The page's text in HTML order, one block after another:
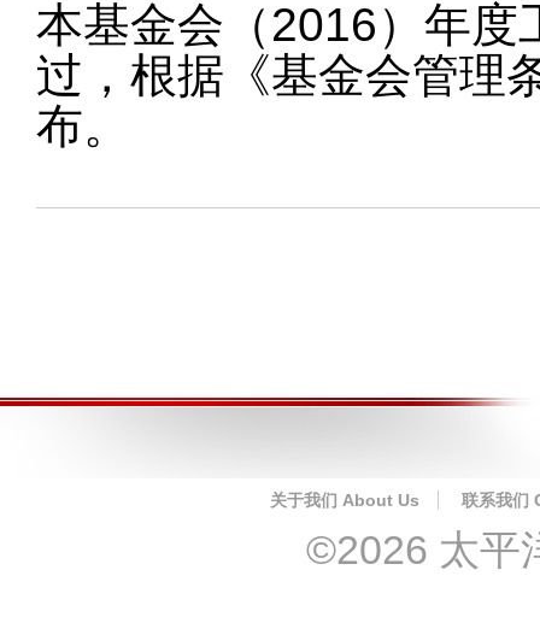
本基金会（2016）年度
过，根据《基金会管理
布。
关于我们 About Us 联系我们
©2026 太平